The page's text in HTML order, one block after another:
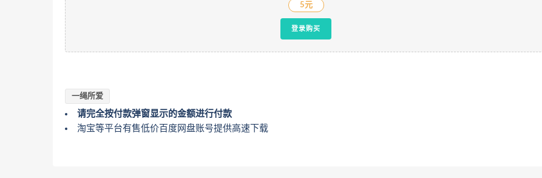
5元
登录购买
一绳所爱
请完全按付款弹窗显示的金额进行付款
淘宝等平台有售低价百度网盘账号提供高速下载